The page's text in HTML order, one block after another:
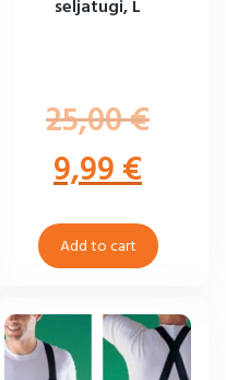
seljatugi, L
25,00€
9,99€
Add to cart